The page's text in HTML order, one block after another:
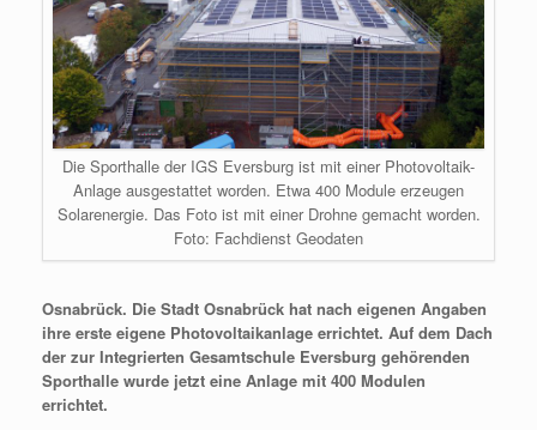
Die Sporthalle der IGS Eversburg ist mit einer Photovoltaik-
Anlage ausgestattet worden. Etwa 400 Module erzeugen
Solarenergie. Das Foto ist mit einer Drohne gemacht worden.
Foto: Fachdienst Geodaten
Osnabrück. Die Stadt Osnabrück hat nach eigenen Angaben
ihre erste eigene Photovoltaikanlage errichtet. Auf dem Dach
der zur Integrierten Gesamtschule Eversburg gehörenden
Sporthalle wurde jetzt eine Anlage mit 400 Modulen
errichtet.